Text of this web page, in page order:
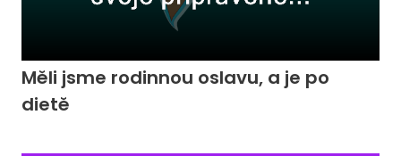
Měli jsme rodinnou oslavu, a je po
dietě